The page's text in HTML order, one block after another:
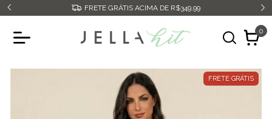
FRETE GRÁTIS ACIMA DE R$349,99
0
FRETE GRÁTIS